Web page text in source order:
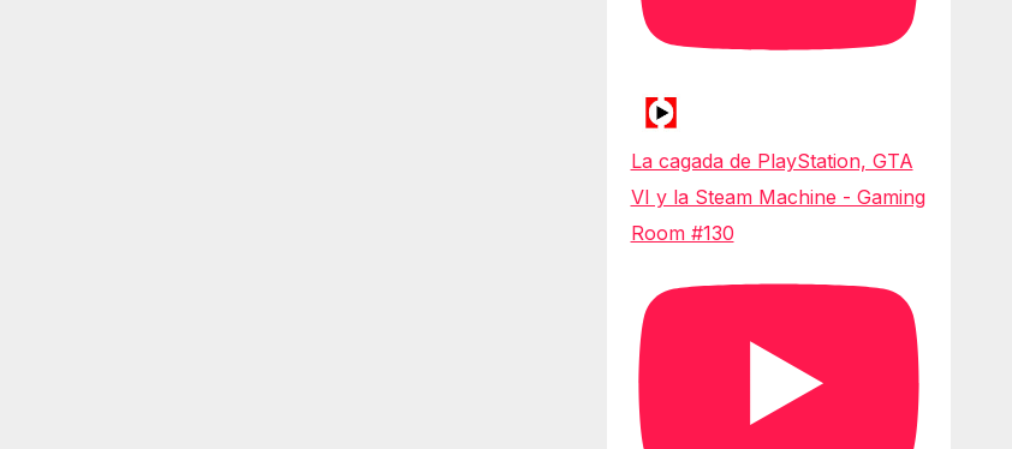
La cagada de PlayStation, GTA
VI y la Steam Machine - Gaming
Room #130